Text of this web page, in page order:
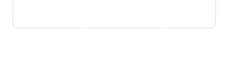
nhiệm
mật